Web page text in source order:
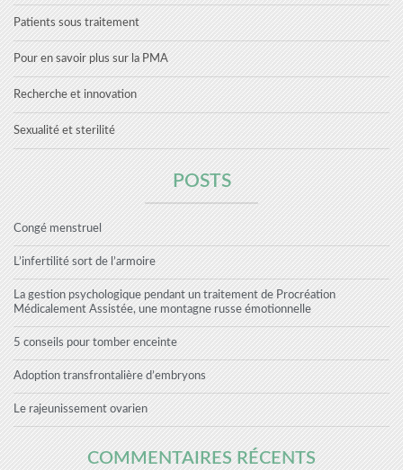
Patients sous traitement
Pour en savoir plus sur la PMA
Recherche et innovation
Sexualité et sterilité
POSTS
Congé menstruel
L’infertilité sort de l’armoire
La gestion psychologique pendant un traitement de Procréation
Médicalement Assistée, une montagne russe émotionnelle
5 conseils pour tomber enceinte
Adoption transfrontalière d’embryons
Le rajeunissement ovarien
COMMENTAIRES RÉCENTS